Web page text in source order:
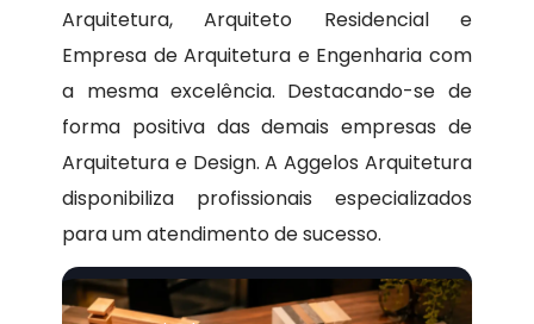
Arquitetura, Arquiteto Residencial e
Empresa de Arquitetura e Engenharia com
a mesma excelência. Destacando-se de
forma positiva das demais empresas de
Arquitetura e Design. A Aggelos Arquitetura
disponibiliza profissionais especializados
para um atendimento de sucesso.